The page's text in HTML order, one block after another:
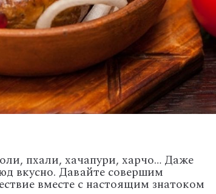
пхали, хачапури, харчо… Даже
вкусно. Давайте совершим
вместе с настоящим знатоком